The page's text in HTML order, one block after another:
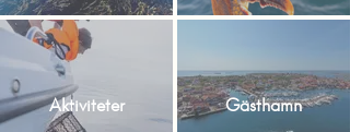
Aktiviteter Gästhamn